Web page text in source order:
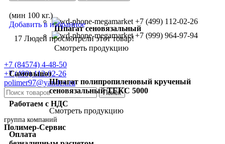
+7 (499) 112-02-26
+7 (999) 964-97-94
+7 (84574) 4-48-50
+7 (499) 112-02-26
polimer97@yandex.ru
Поиск
группа компаний
Полимер-Сервис
Шпагат сеновязальный
Смотреть продукцию
Шпагат полипропиленовый крученый
сеновязальный ТЕКС 5000
Смотреть продукцию
(мин 100 кг.)
Добавить в избранное
17 Людей просмотрели этот товар!
Самовывоз
Работаем с НДС
Оплата